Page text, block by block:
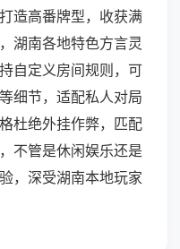
造高番牌型，收获满
湖南各地特色方言灵
自定义房间规则，可
细节，适配私人对局
杜绝外挂作弊，匹配
不管是休闲娱乐还是
，深受湖南本地玩家